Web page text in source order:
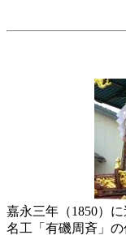
嘉永三年（1850）
名工「有磯周斉」